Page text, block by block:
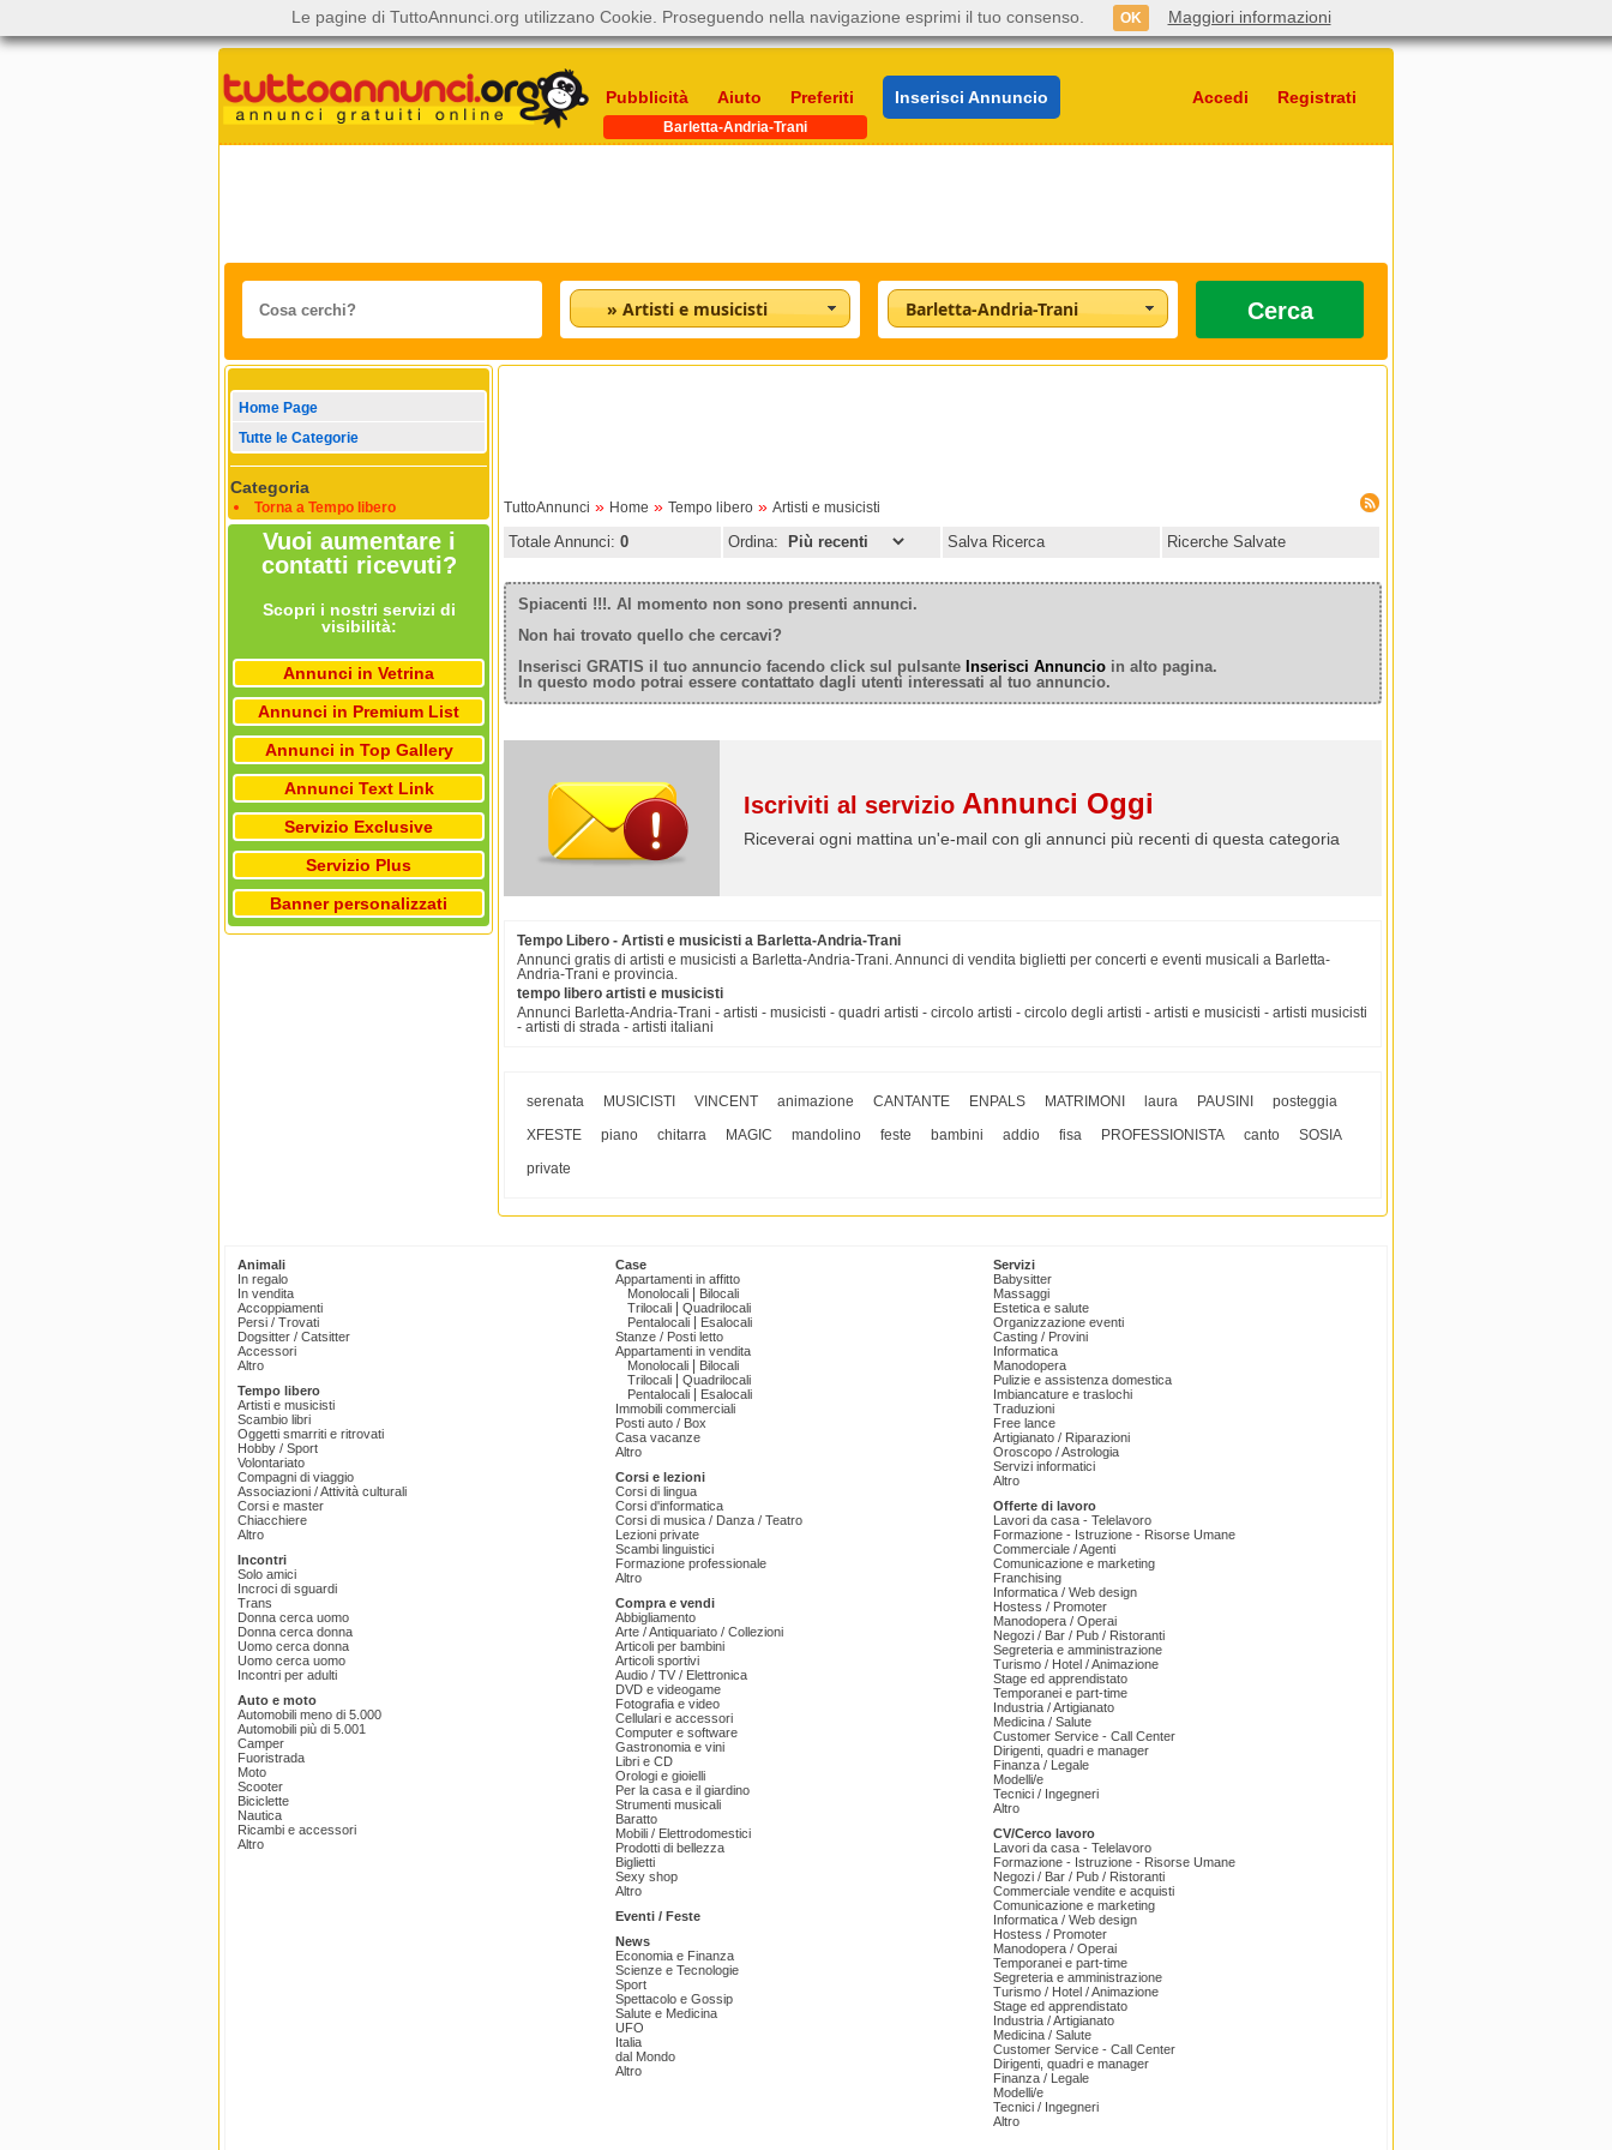
Pubblicità Aiuto Preferiti Inserisci Annuncio Accedi Registrati
Barletta-Andria-Trani
» Artisti e musicisti Barletta-Andria-Trani Cerca
Home Page
Tutte le Categorie
Categoria
Torna a Tempo libero
Vuoi aumentare i
contatti ricevuti?
Scopri i nostri servizi di
visibilità:
Annunci in Vetrina
Annunci in Premium List
Annunci in Top Gallery
Annunci Text Link
Servizio Exclusive
Servizio Plus
Banner personalizzati
TuttoAnnunci » Home » Tempo libero » Artisti e musicisti
Totale Annunci: 0 Ordina: Salva Ricerca Ricerche Salvate
Spiacenti !!!. Al momento non sono presenti annunci.
Non hai trovato quello che cercavi?
Inserisci GRATIS il tuo annuncio facendo click sul pulsante Inserisci Annuncio in alto pagina.
In questo modo potrai essere contattato dagli utenti interessati al tuo annuncio.
Iscriviti al servizio Annunci Oggi
Riceverai ogni mattina un'e-mail con gli annunci più recenti di questa categoria
Tempo Libero - Artisti e musicisti a Barletta-Andria-Trani
Annunci gratis di artisti e musicisti a Barletta-Andria-Trani. Annunci di vendita biglietti per concerti e eventi musicali a Barletta-
Andria-Trani e provincia.
tempo libero artisti e musicisti
Annunci Barletta-Andria-Trani - artisti - musicisti - quadri artisti - circolo artisti - circolo degli artisti - artisti e musicisti - artisti musicisti
- artisti di strada - artisti italiani
serenata MUSICISTI VINCENT animazione CANTANTE ENPALS MATRIMONI laura PAUSINI
posteggia
XFESTE
piano chitarra MAGIC mandolino feste bambini addio fisa PROFESSIONISTA canto
SOSIA
private
Animali
In regalo
In vendita
Accoppiamenti
Persi / Trovati
Dogsitter / Catsitter
Accessori
Altro
Tempo libero
Artisti e musicisti
Scambio libri
Oggetti smarriti e ritrovati
Hobby / Sport
Volontariato
Compagni di viaggio
Associazioni / Attività culturali
Corsi e master
Chiacchiere
Altro
Incontri
Solo amici
Incroci di sguardi
Trans
Donna cerca uomo
Donna cerca donna
Uomo cerca donna
Uomo cerca uomo
Incontri per adulti
Auto e moto
Automobili meno di 5.000
Automobili più di 5.001
Camper
Fuoristrada
Moto
Scooter
Biciclette
Nautica
Ricambi e accessori
Altro
Case
Appartamenti in affitto
Monolocali
Bilocali
Trilocali
Quadrilocali
Pentalocali
Esalocali
Stanze / Posti letto
Appartamenti in vendita
Monolocali
Bilocali
Trilocali
Quadrilocali
Pentalocali
Esalocali
Immobili commerciali
Posti auto / Box
Casa vacanze
Altro
Corsi e lezioni
Corsi di lingua
Corsi d'informatica
Corsi di musica / Danza / Teatro
Lezioni private
Scambi linguistici
Formazione professionale
Altro
Compra e vendi
Abbigliamento
Arte / Antiquariato / Collezioni
Articoli per bambini
Articoli sportivi
Audio / TV / Elettronica
DVD e videogame
Fotografia e video
Cellulari e accessori
Computer e software
Gastronomia e vini
Libri e CD
Orologi e gioielli
Per la casa e il giardino
Strumenti musicali
Baratto
Mobili / Elettrodomestici
Prodotti di bellezza
Biglietti
Sexy shop
Altro
Eventi / Feste
News
Economia e Finanza
Scienze e Tecnologie
Sport
Spettacolo e Gossip
Salute e Medicina
UFO
Italia
dal Mondo
Altro
Servizi
Babysitter
Massaggi
Estetica e salute
Organizzazione eventi
Casting / Provini
Informatica
Manodopera
Pulizie e assistenza domestica
Imbiancature e traslochi
Traduzioni
Free lance
Artigianato / Riparazioni
Oroscopo / Astrologia
Servizi informatici
Altro
Offerte di lavoro
Lavori da casa - Telelavoro
Formazione - Istruzione - Risorse Umane
Commerciale / Agenti
Comunicazione e marketing
Franchising
Informatica / Web design
Hostess / Promoter
Manodopera / Operai
Negozi / Bar / Pub / Ristoranti
Segreteria e amministrazione
Turismo / Hotel / Animazione
Stage ed apprendistato
Temporanei e part-time
Industria / Artigianato
Medicina / Salute
Customer Service - Call Center
Dirigenti, quadri e manager
Finanza / Legale
Modelli/e
Tecnici / Ingegneri
Altro
CV/Cerco lavoro
Lavori da casa - Telelavoro
Formazione - Istruzione - Risorse Umane
Negozi / Bar / Pub / Ristoranti
Commerciale vendite e acquisti
Comunicazione e marketing
Informatica / Web design
Hostess / Promoter
Manodopera / Operai
Temporanei e part-time
Segreteria e amministrazione
Turismo / Hotel / Animazione
Stage ed apprendistato
Industria / Artigianato
Medicina / Salute
Customer Service - Call Center
Dirigenti, quadri e manager
Finanza / Legale
Modelli/e
Tecnici / Ingegneri
Altro
Le pagine di TuttoAnnunci.org utilizzano Cookie. Proseguendo nella navigazione esprimi il tuo consenso. OK Maggiori informazioni